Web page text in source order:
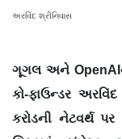
અરવિંદ શ્રીનિવાસ
ગૂગલ અને OpenAIને
કો-ફાઉન્ડર
કરોડની નેટવર્થ